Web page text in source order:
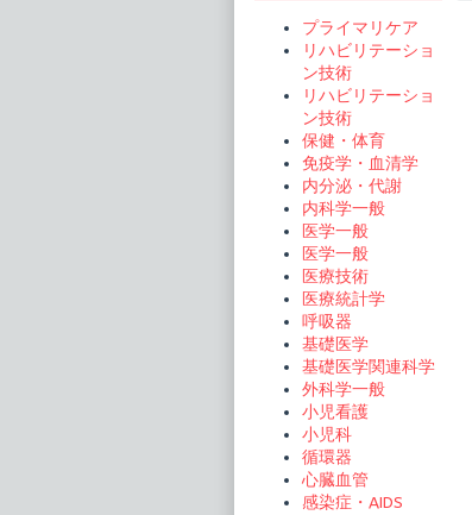
プライマリケア
リハビリテーショ
ン技術
リハビリテーショ
ン技術
保健・体育
免疫学・血清学
内分泌・代謝
内科学一般
医学一般
医学一般
医療技術
医療統計学
呼吸器
基礎医学
基礎医学関連科学
外科学一般
小児看護
小児科
循環器
心臓血管
感染症・AIDS